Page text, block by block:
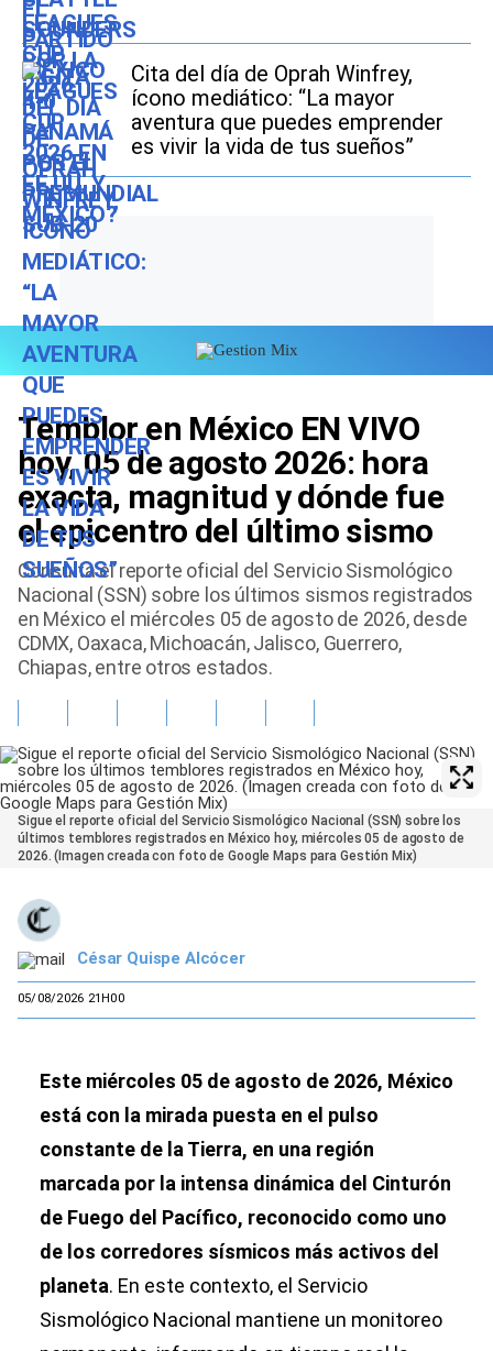
Cita del día de Oprah Winfrey,
ícono mediático: “La mayor
aventura que puedes emprender
es vivir la vida de tus sueños”